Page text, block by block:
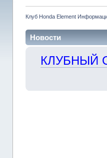
Клуб Honda Element
Новости
КЛУБНЫЙ